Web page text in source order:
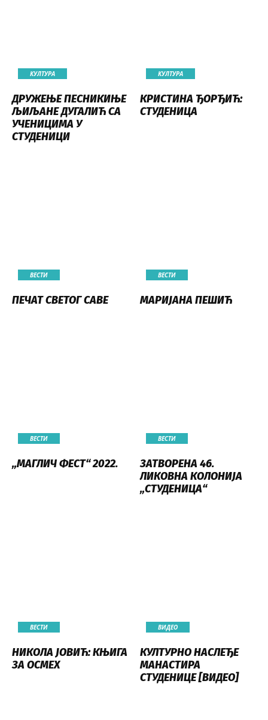
КУЛТУРА
ДРУЖЕЊЕ ПЕСНИКИЊЕ
ЉИЉАНЕ ДУГАЛИЋ СА
УЧЕНИЦИМА У
СТУДЕНИЦИ
КУЛТУРА
КРИСТИНА ЂОРЂИЋ:
СТУДЕНИЦА
ВЕСТИ
ПЕЧАТ СВЕТОГ САВЕ
ВЕСТИ
МАРИЈАНА ПЕШИЋ
ВЕСТИ
„МАГЛИЧ ФЕСТ“ 2022.
ВЕСТИ
ЗАТВОРЕНА 46.
ЛИКОВНА КОЛОНИЈА
„СТУДЕНИЦА“
ВЕСТИ
НИКОЛА ЈОВИЋ: КЊИГА
ЗА ОСМЕХ
ВИДЕО
КУЛТУРНО НАСЛЕЂЕ
МАНАСТИРА
СТУДЕНИЦЕ [ВИДЕО]